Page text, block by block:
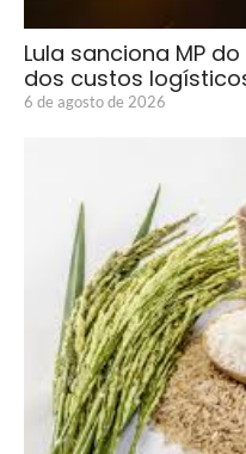
Lula sanciona MP
dos custos
6 de agosto de 2026